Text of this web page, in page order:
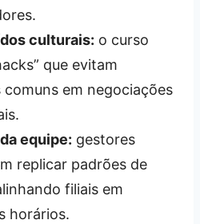
culturais: o curso
que evitam
comuns em negociações
equipe: gestores
replicar padrões de
filiais em
horários.